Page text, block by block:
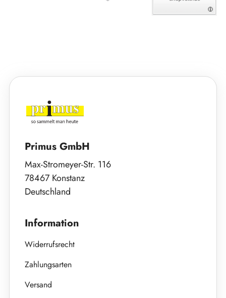
Primus GmbH
Max-Stromeyer-Str. 116
78467 Konstanz
Deutschland
Information
Widerrufsrecht
Zahlungsarten
Versand